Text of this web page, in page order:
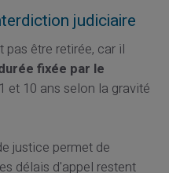
judiciaire
pas être retirée, car il
fixée par le
et 10 ans selon la gravité
justice permet de
délais d'appel restent